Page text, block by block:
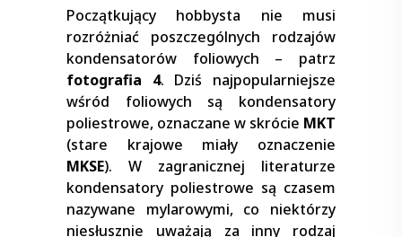
Początkujący hobbysta nie musi
rozróżniać poszczególnych rodzajów
kondensatorów foliowych – patrz
fotografia 4. Dziś najpopularniejsze
wśród foliowych są kondensatory
poliestrowe, oznaczane w skrócie MKT
(stare krajowe miały oznaczenie
MKSE). W zagranicznej literaturze
kondensatory poliestrowe są czasem
nazywane mylarowymi, co niektórzy
niesłusznie uważają za inny rodzaj